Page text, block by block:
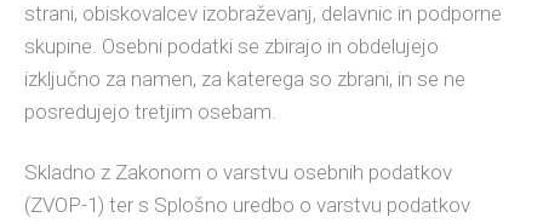
strani, obiskovalcev izobraževanj, delavnic in podporne
skupine. Osebni podatki se zbirajo in obdelujejo
izključno za namen, za katerega so zbrani, in se ne
posredujejo tretjim osebam.
Skladno z Zakonom o varstvu osebnih podatkov
(ZVOP-1) ter s Splošno uredbo o varstvu podatkov